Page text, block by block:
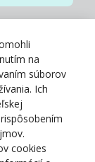
na
súborov
Ich
cookies